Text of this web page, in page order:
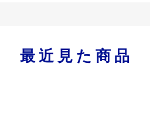
最近見た商品